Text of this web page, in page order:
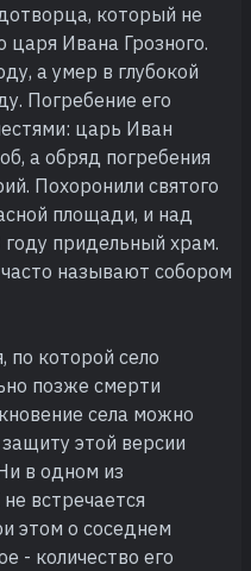
который не
царя Ивана Грозного.
а умер в глубокой
Погребение его
царь Иван
а обряд погребения
Похоронили святого
площади, и над
придельный храм.
называют собором
по которой село
позже смерти
села можно
этой версии
в одном из
встречается
этом о соседнем
- количество его